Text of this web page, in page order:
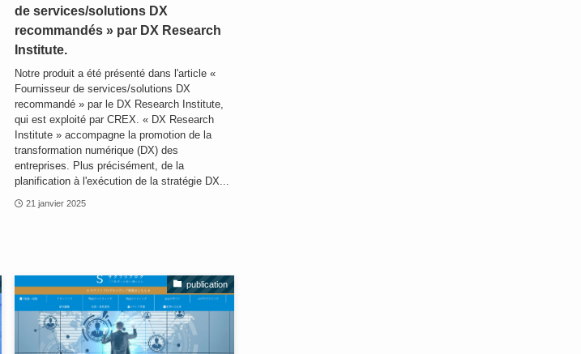
de services/solutions DX
recommandés » par DX Research
Institute.
Notre produit a été présenté dans l'article «
Fournisseur de services/solutions DX
recommandé » par le DX Research Institute,
qui est exploité par CREX. « DX Research
Institute » accompagne la promotion de la
transformation numérique (DX) des
entreprises. Plus précisément, de la
planification à l'exécution de la stratégie DX...
21 janvier 2025
publication